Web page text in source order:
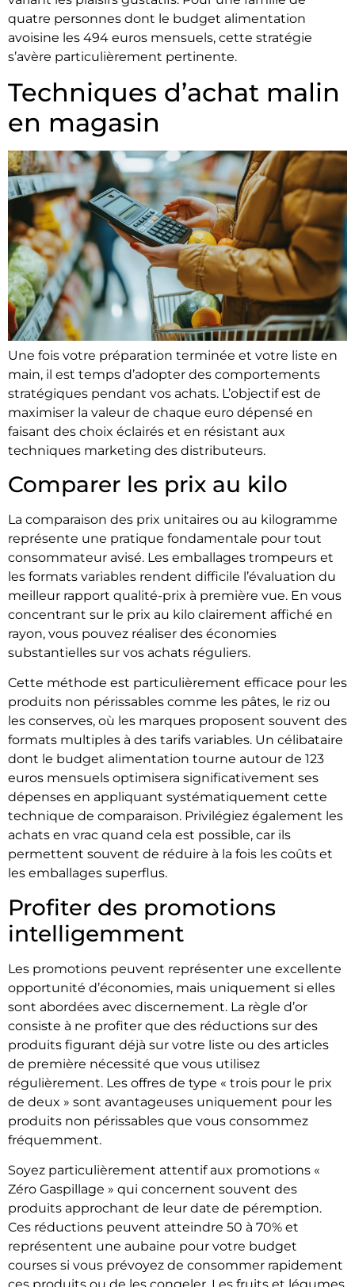
quatre personnes dont le budget alimentation
avoisine les 494 euros mensuels, cette stratégie
s’avère particulièrement pertinente.
Techniques d’achat malin
en magasin
Une fois votre préparation terminée et votre liste en
main, il est temps d’adopter des comportements
stratégiques pendant vos achats. L’objectif est de
maximiser la valeur de chaque euro dépensé en
faisant des choix éclairés et en résistant aux
techniques marketing des distributeurs.
Comparer les prix au kilo
La comparaison des prix unitaires ou au kilogramme
représente une pratique fondamentale pour tout
consommateur avisé. Les emballages trompeurs et
les formats variables rendent difficile l’évaluation du
meilleur rapport qualité-prix à première vue. En vous
concentrant sur le prix au kilo clairement affiché en
rayon, vous pouvez réaliser des économies
substantielles sur vos achats réguliers.
Cette méthode est particulièrement efficace pour les
produits non périssables comme les pâtes, le riz ou
les conserves, où les marques proposent souvent des
formats multiples à des tarifs variables. Un célibataire
dont le budget alimentation tourne autour de 123
euros mensuels optimisera significativement ses
dépenses en appliquant systématiquement cette
technique de comparaison. Privilégiez également les
achats en vrac quand cela est possible, car ils
permettent souvent de réduire à la fois les coûts et
les emballages superflus.
Profiter des promotions
intelligemment
Les promotions peuvent représenter une excellente
opportunité d’économies, mais uniquement si elles
sont abordées avec discernement. La règle d’or
consiste à ne profiter que des réductions sur des
produits figurant déjà sur votre liste ou des articles
de première nécessité que vous utilisez
régulièrement. Les offres de type « trois pour le prix
de deux » sont avantageuses uniquement pour les
produits non périssables que vous consommez
fréquemment.
Soyez particulièrement attentif aux promotions «
Zéro Gaspillage » qui concernent souvent des
produits approchant de leur date de péremption.
Ces réductions peuvent atteindre 50 à 70% et
représentent une aubaine pour votre budget
courses si vous prévoyez de consommer rapidement